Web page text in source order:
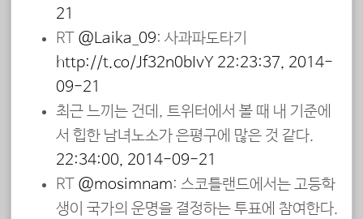
21
RT @Laika_09: 사과파도타기
http://t.co/Jf32n0bIvY 22:23:37, 2014-
09-21
최근 느끼는 건데, 트위터에서 볼 때 내 기준에
서 힙한 남녀노소가 은평구에 많은 것 같다.
22:34:00, 2014-09-21
RT @mosimnam: 스코틀랜드에서는 고등학
생이 국가의 운명을 결정하는 투표에 참여한다.